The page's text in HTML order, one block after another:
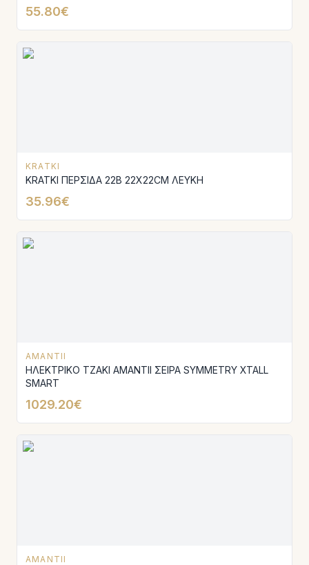
55.80€
KRATKI
KRATKI ΠΕΡΣΙΔΑ 22B 22X22CM ΛΕΥΚΗ
35.96€
AMANTII
ΗΛΕΚΤΡΙΚΟ ΤΖΑΚΙ AMANTΙI ΣΕΙΡΑ SYMMETRY XTALL
SMART
1029.20€
AMANTII